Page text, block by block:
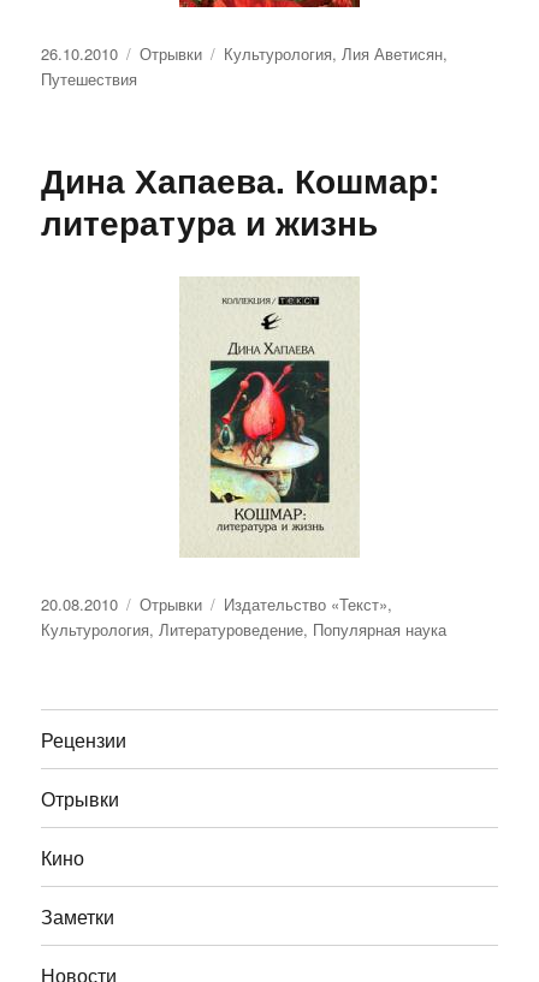
Опубликовано
26.10.2010 Рубрики
Отрывки Метки
Культурология,Лия Аветисян,
Путешествия
Дина Хапаева. Кошмар:
литература и жизнь
Опубликовано
20.08.2010 Рубрики
Отрывки Метки
Издательство «Текст»,
Культурология,Литературоведение, Популярная наука
Рецензии
Отрывки
Кино
Заметки
Новости